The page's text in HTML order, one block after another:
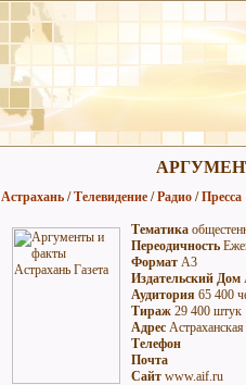
Астрахань /Телевидение /Радио /Пресса
Тематика
Переодичность
Формат А3
Издательский Дом
Аудитория 65 400
Тираж 29 400 штук
Адрес
Телефон
Почта
Сайт www.aif.ru